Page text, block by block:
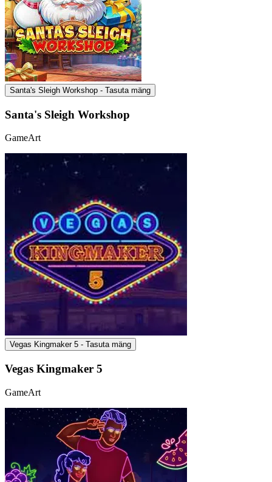
Santa's Sleigh Workshop - Tasuta mäng
Santa's Sleigh Workshop
GameArt
Vegas Kingmaker 5 - Tasuta mäng
Vegas Kingmaker 5
GameArt